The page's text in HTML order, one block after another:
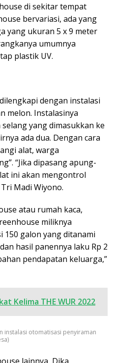
di sekitar tempat
bervariasi, ada yang
yang ukuran 5 x 9 meter
umumnya
plastik UV.
dengan instalasi
melon. Instalasinya
yang dimasukkan ke
ada dua. Dengan cara
alat, warga
“Jika dipasang apung-
ini akan mengontrol
Madi Wiyono.
atau rumah kaca,
miliknya
150 galon yang ditanami
hasil panennya laku Rp 2
pendapatan keluarga,”
Kelima THE WUR 2022
instalasi otomatisasi penyiraman